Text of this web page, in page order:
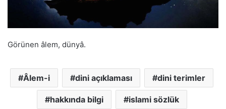
Görünen âlem, dünyâ.
Âlem-i dini açıklaması dini terimler
hakkında bilgi islami sözlük